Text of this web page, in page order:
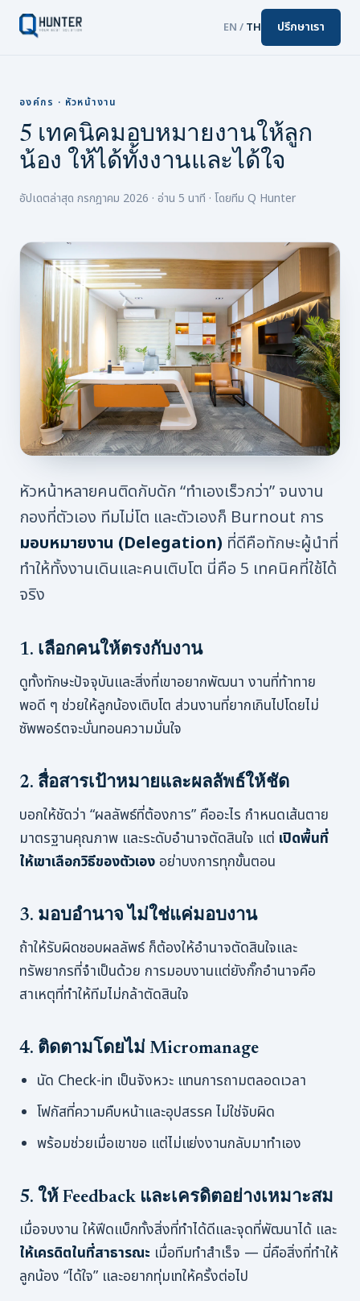
EN / TH ปรึกษาเรา
องค์กร · หัวหน้างาน
5 เทคนิคมอบหมายงานให้ลูก
น้อง ให้ได้ทั้งงานและได้ใจ
อัปเดตล่าสุด กรกฎาคม 2026 · อ่าน 5 นาที · โดยทีม Q Hunter
หัวหน้าหลายคนติดกับดัก “ทำเองเร็วกว่า” จนงาน
กองที่ตัวเอง ทีมไม่โต และตัวเองก็ Burnout การ
มอบหมายงาน (Delegation) ที่ดีคือทักษะผู้นำที่
ทำให้ทั้งงานเดินและคนเติบโต นี่คือ 5 เทคนิคที่ใช้ได้
จริง
1. เลือกคนให้ตรงกับงาน
ดูทั้งทักษะปัจจุบันและสิ่งที่เขาอยากพัฒนา งานที่ท้าทาย
พอดี ๆ ช่วยให้ลูกน้องเติบโต ส่วนงานที่ยากเกินไปโดยไม่
ซัพพอร์ตจะบั่นทอนความมั่นใจ
2. สื่อสารเป้าหมายและผลลัพธ์ให้ชัด
บอกให้ชัดว่า “ผลลัพธ์ที่ต้องการ” คืออะไร กำหนดเส้นตาย
มาตรฐานคุณภาพ และระดับอำนาจตัดสินใจ แต่ เปิดพื้นที่
ให้เขาเลือกวิธีของตัวเอง อย่าบงการทุกขั้นตอน
3. มอบอำนาจ ไม่ใช่แค่มอบงาน
ถ้าให้รับผิดชอบผลลัพธ์ ก็ต้องให้อำนาจตัดสินใจและ
ทรัพยากรที่จำเป็นด้วย การมอบงานแต่ยังกั๊กอำนาจคือ
สาเหตุที่ทำให้ทีมไม่กล้าตัดสินใจ
4. ติดตามโดยไม่ Micromanage
นัด Check-in เป็นจังหวะ แทนการถามตลอดเวลา
โฟกัสที่ความคืบหน้าและอุปสรรค ไม่ใช่จับผิด
พร้อมช่วยเมื่อเขาขอ แต่ไม่แย่งงานกลับมาทำเอง
5. ให้ Feedback และเครดิตอย่างเหมาะสม
เมื่อจบงาน ให้ฟีดแบ็กทั้งสิ่งที่ทำได้ดีและจุดที่พัฒนาได้ และ
ให้เครดิตในที่สาธารณะ เมื่อทีมทำสำเร็จ — นี่คือสิ่งที่ทำให้
ลูกน้อง “ได้ใจ” และอยากทุ่มเทให้ครั้งต่อไป